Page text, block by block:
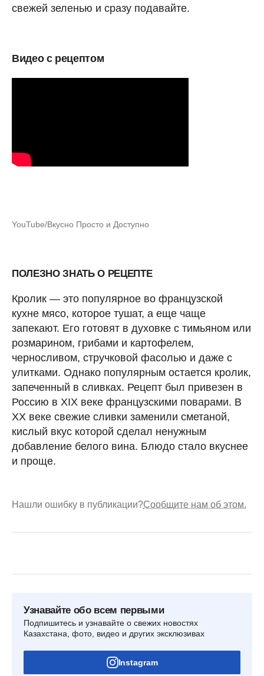
свежей зеленью и сразу подавайте.
Видео с рецептом
YouTube/Вкусно Просто и Доступно
ПОЛЕЗНО ЗНАТЬ О РЕЦЕПТЕ
Кролик — это популярное во французской
кухне мясо, которое тушат, а еще чаще
запекают. Его готовят в духовке с тимьяном или
розмарином, грибами и картофелем,
черносливом, стручковой фасолью и даже с
улитками. Однако популярным остается кролик,
запеченный в сливках. Рецепт был привезен в
Россию в XIX веке французскими поварами. В
XX веке свежие сливки заменили сметаной,
кислый вкус которой сделал ненужным
добавление белого вина. Блюдо стало вкуснее
и проще.
Нашли ошибку в публикации?Сообщите нам об этом.
Узнавайте обо всем первыми
Подпишитесь и узнавайте о свежих новостях
Казахстана, фото, видео и других эксклюзивах
Instagram